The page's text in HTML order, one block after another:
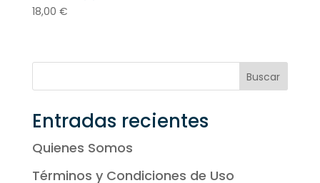
18,00 €
Buscar
Entradas recientes
Quienes Somos
Términos y Condiciones de Uso